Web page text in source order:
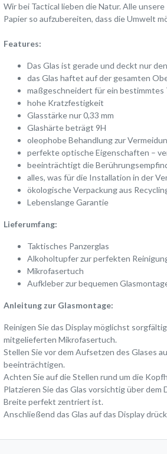
Wir bei Tactical lieben die Natur. Alle
Papier so aufzubereiten, dass die Umwelt
Features:
Das Glas ist gerade und deckt nur
das Glas haftet auf der gesamten
maßgeschneidert für ein bestimmtes
hohe Kratzfestigkeit
Glasstärke nur 0,33 mm
Glashärte beträgt 9H
oleophobe Behandlung zur
perfekte optische Eigenschaften –
beeinträchtigt die
alles, was für die Installation in der
ökologische Verpackung aus
Lebenslange Garantie
Lieferumfang:
Taktisches Panzerglas
Alkoholtupfer zur perfekten
Mikrofasertuch
Aufkleber zur bequemen
Anleitung zur Glasmontage:
Reinigen Sie das Display möglichst
mitgelieferten Mikrofasertuch.
Stellen Sie vor dem Aufsetzen des Glases
beeinträchtigen.
Achten Sie auf die Stellen rund um die
Platzieren Sie das Glas vorsichtig über
Breite perfekt zentriert ist.
Anschließend das Glas auf das Display